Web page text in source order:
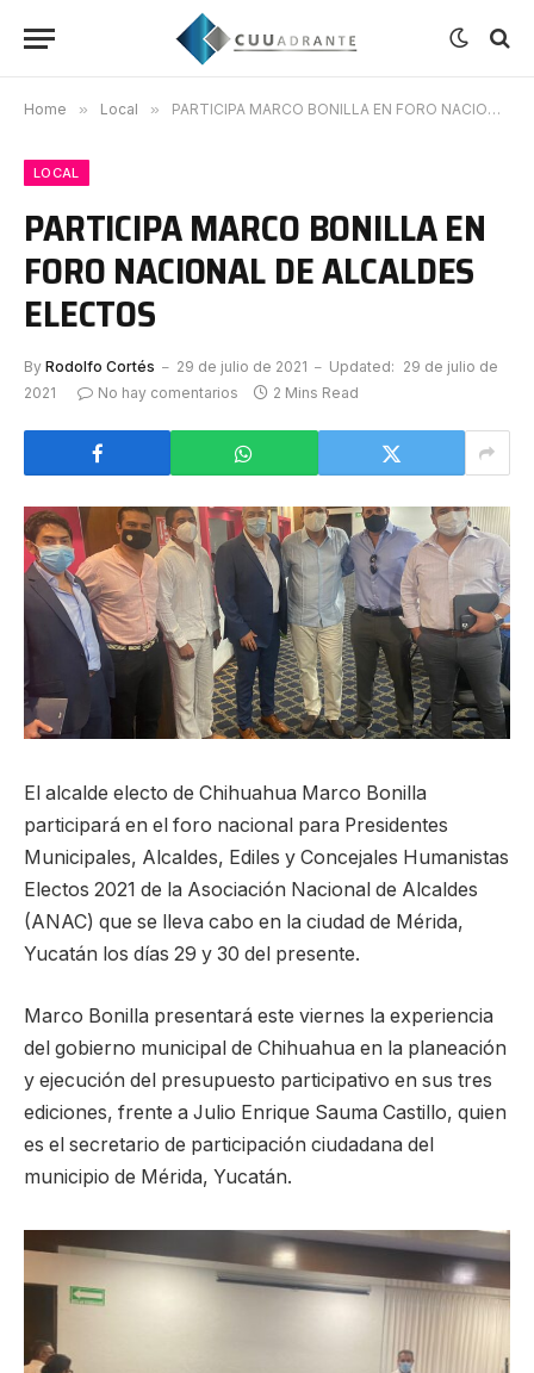
Home » Local » PARTICIPA MARCO BONILLA EN FORO NACIONAL DE ALCALDES ELECTOS
LOCAL
PARTICIPA MARCO BONILLA EN
FORO NACIONAL DE ALCALDES
ELECTOS
By Rodolfo Cortés 29 de julio de 2021 Updated: 29 de julio de
2021
No hay comentarios 2 Mins Read
El alcalde electo de Chihuahua Marco Bonilla
participará en el foro nacional para Presidentes
Municipales, Alcaldes, Ediles y Concejales Humanistas
Electos 2021 de la Asociación Nacional de Alcaldes
(ANAC) que se lleva cabo en la ciudad de Mérida,
Yucatán los días 29 y 30 del presente.
Marco Bonilla presentará este viernes la experiencia
del gobierno municipal de Chihuahua en la planeación
y ejecución del presupuesto participativo en sus tres
ediciones, frente a Julio Enrique Sauma Castillo, quien
es el secretario de participación ciudadana del
municipio de Mérida, Yucatán.